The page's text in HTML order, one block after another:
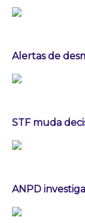
Alertas de
STF muda
ANPD